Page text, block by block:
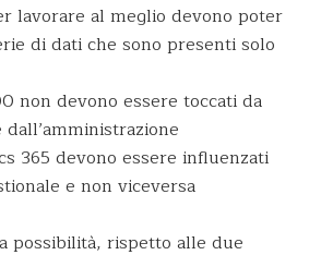
lavorare al meglio devono poter
di dati che sono presenti solo
non devono essere toccati da
365 devono essere influenzati
e non viceversa
possibilità, rispetto alle due